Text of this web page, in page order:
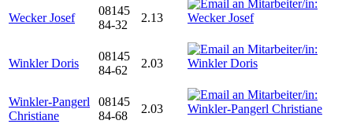
Wecker Josef
08145
84-32
2.13
Winkler Doris
08145
84-62
2.03
Winkler-Pangerl
Christiane
08145
84-68
2.03